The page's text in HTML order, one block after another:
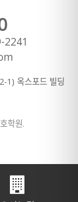
2241
1) 옥스포드 빌딩
학원.